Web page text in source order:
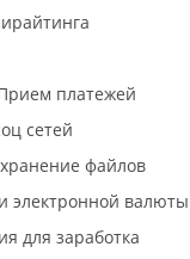
платежей
сетей
файлов
электронной валюты
для заработка